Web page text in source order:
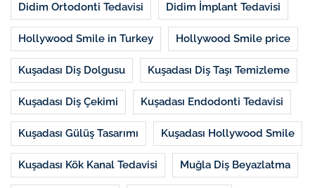
Didim Ortodonti Tedavisi Didim İmplant Tedavisi
Hollywood Smile in Turkey Hollywood Smile price
Kuşadası Diş Dolgusu Kuşadası Diş Taşı Temizleme
Kuşadası Diş Çekimi Kuşadası Endodonti Tedavisi
Kuşadası Gülüş Tasarımı Kuşadası Hollywood Smile
Kuşadası Kök Kanal Tedavisi Muğla Diş Beyazlatma